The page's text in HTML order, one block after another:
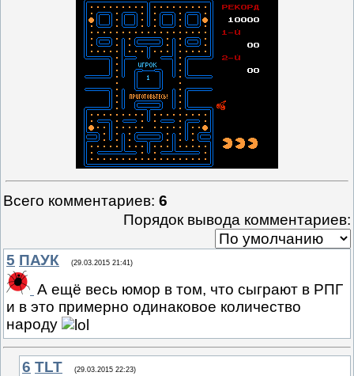
Всего комментариев: 6
Порядок вывода комментариев:
5 ПАУК (29.03.2015 21:41)
А ещё весь юмор в том, что сыграют в РПГ
и в это примерно одинаковое количество
народу
6 TLT (29.03.2015 22:23)